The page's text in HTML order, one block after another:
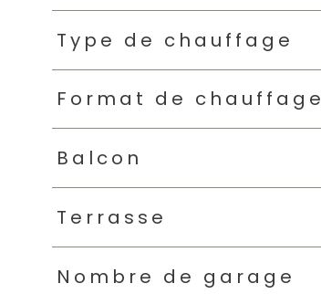
Type de chauffage
Format de chauffage
Balcon
Terrasse
Nombre de garage